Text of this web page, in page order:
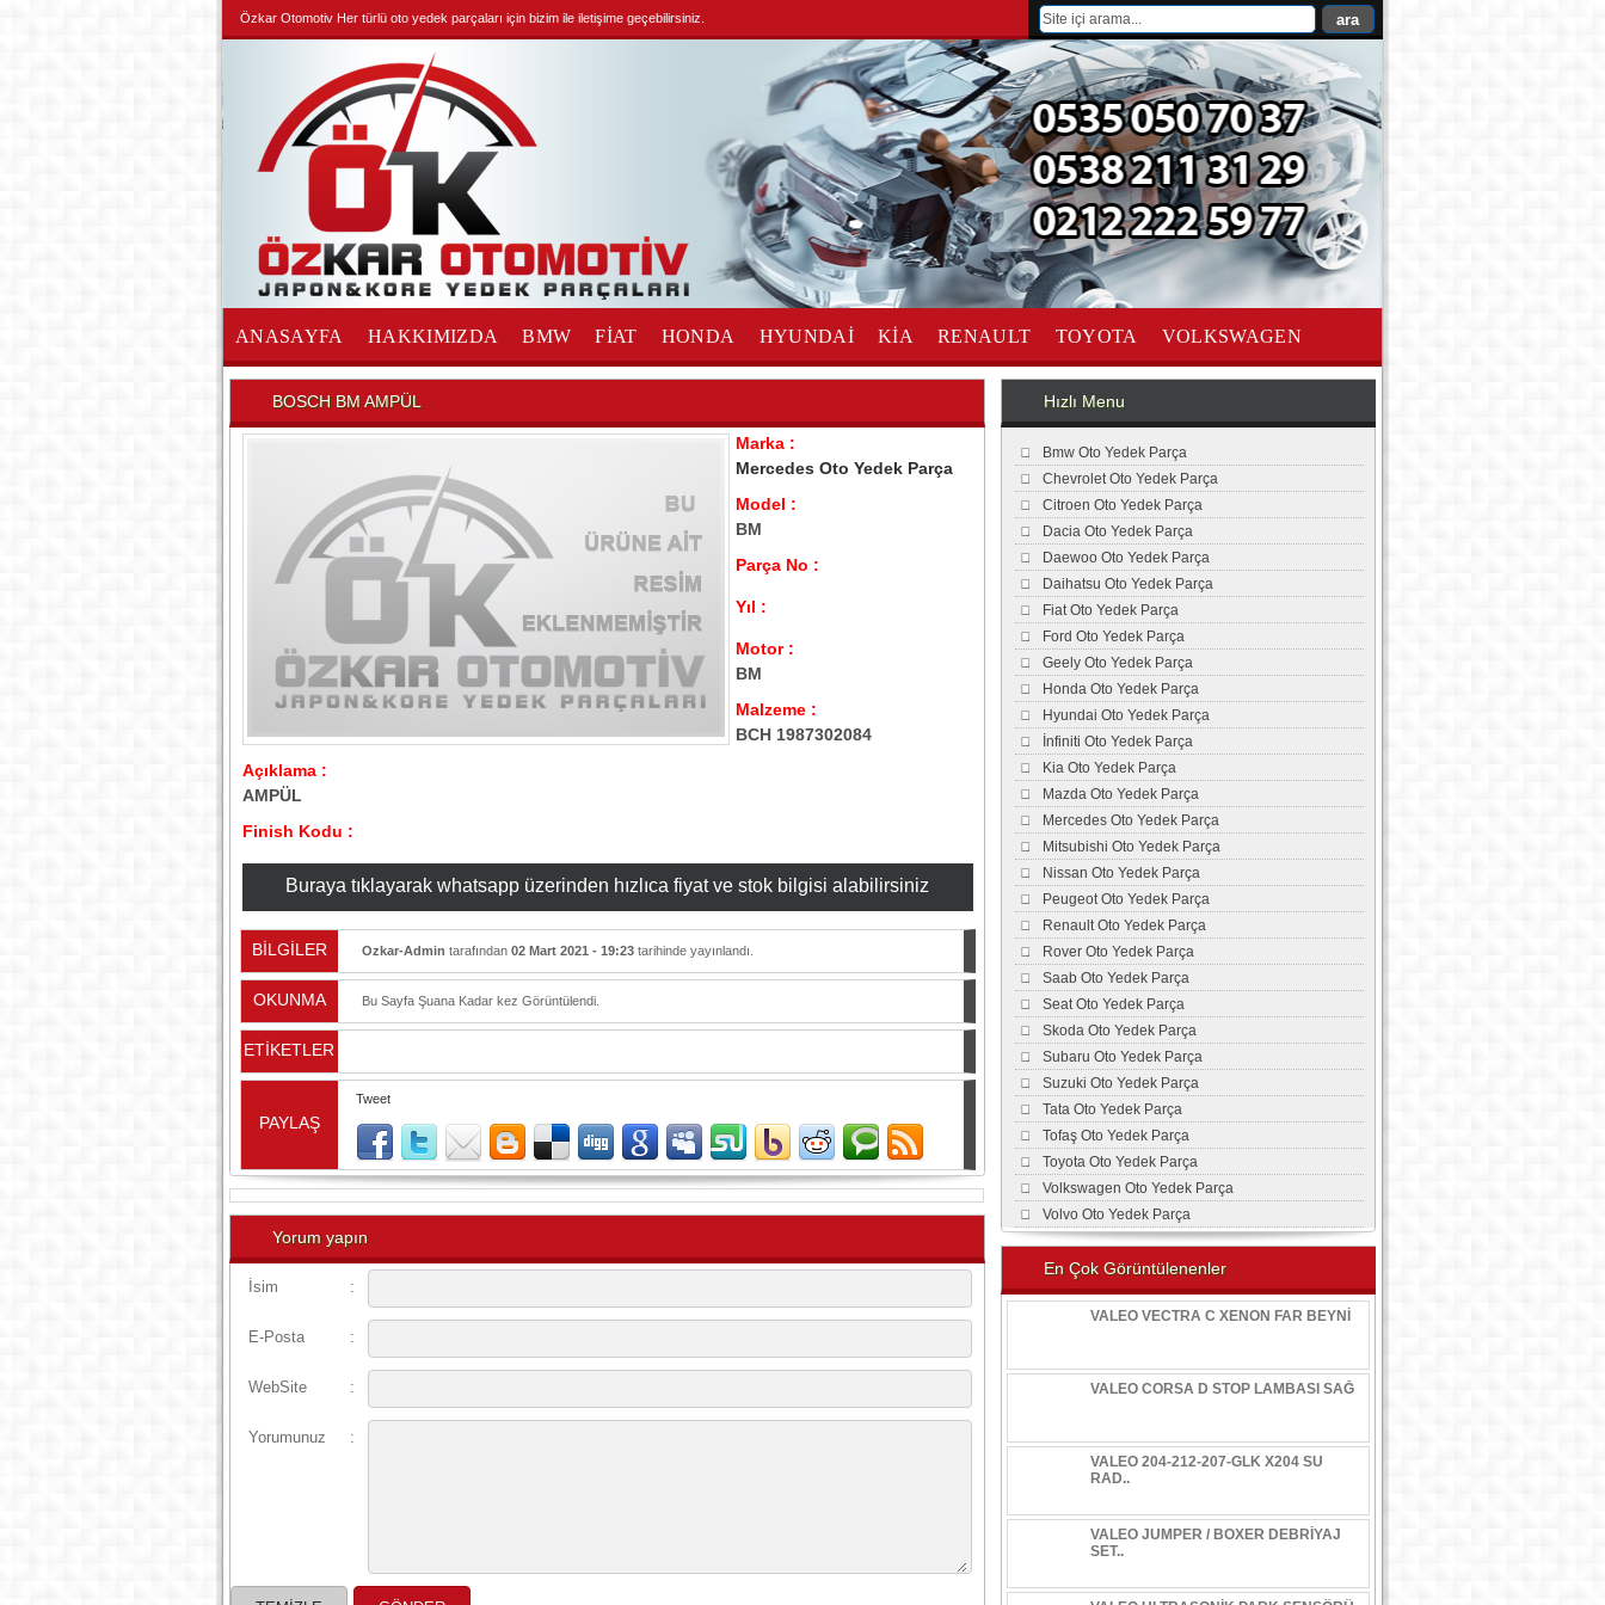
Özkar Otomotiv Her türlü oto yedek parçaları için bizim ile iletişime geçebilirsiniz.
ANASAYFA HAKKIMIZDA BMW FİAT HONDA HYUNDAİ KİA RENAULT TOYOTA VOLKSWAGEN
İLETİŞİM
BOSCH BM AMPÜL
Marka :
Mercedes Oto Yedek Parça
Model :
BM
Parça No :
Yıl :
Motor :
BM
Malzeme :
BCH 1987302084
Açıklama :
AMPÜL
Finish Kodu :
Buraya tıklayarak whatsapp üzerinden hızlıca fiyat ve stok bilgisi alabilirsiniz
BİLGİLER Ozkar-Admin tarafından 02 Mart 2021 - 19:23tarihinde yayınlandı.
OKUNMA Bu Sayfa Şuana Kadar kez Görüntülendi.
ETİKETLER
PAYLAŞ
Tweet
Yorum yapın
İsim :
E-Posta :
WebSite :
Yorumunuz :
Hızlı Menu
Bmw Oto Yedek Parça
Chevrolet Oto Yedek Parça
Citroen Oto Yedek Parça
Dacia Oto Yedek Parça
Daewoo Oto Yedek Parça
Daihatsu Oto Yedek Parça
Fiat Oto Yedek Parça
Ford Oto Yedek Parça
Geely Oto Yedek Parça
Honda Oto Yedek Parça
Hyundai Oto Yedek Parça
İnfiniti Oto Yedek Parça
Kia Oto Yedek Parça
Mazda Oto Yedek Parça
Mercedes Oto Yedek Parça
Mitsubishi Oto Yedek Parça
Nissan Oto Yedek Parça
Peugeot Oto Yedek Parça
Renault Oto Yedek Parça
Rover Oto Yedek Parça
Saab Oto Yedek Parça
Seat Oto Yedek Parça
Skoda Oto Yedek Parça
Subaru Oto Yedek Parça
Suzuki Oto Yedek Parça
Tata Oto Yedek Parça
Tofaş Oto Yedek Parça
Toyota Oto Yedek Parça
Volkswagen Oto Yedek Parça
Volvo Oto Yedek Parça
En Çok Görüntülenenler
VALEO VECTRA C XENON FAR BEYNİ
VALEO CORSA D STOP LAMBASI SAĞ
VALEO 204-212-207-GLK X204 SU
RAD..
VALEO JUMPER / BOXER DEBRİYAJ
SET..